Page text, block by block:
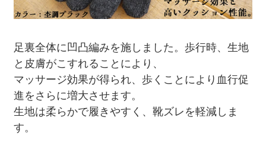
足裏全体に凹凸編みを施しました。歩行時、生地
と皮膚がこすれることにより、
マッサージ効果が得られ、歩くことにより血行促
進をさらに増大させます。
生地は柔らかで履きやすく、靴ズレを軽減しま
す。